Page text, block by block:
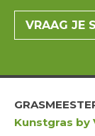
VRAAG JE
Kunstgras by